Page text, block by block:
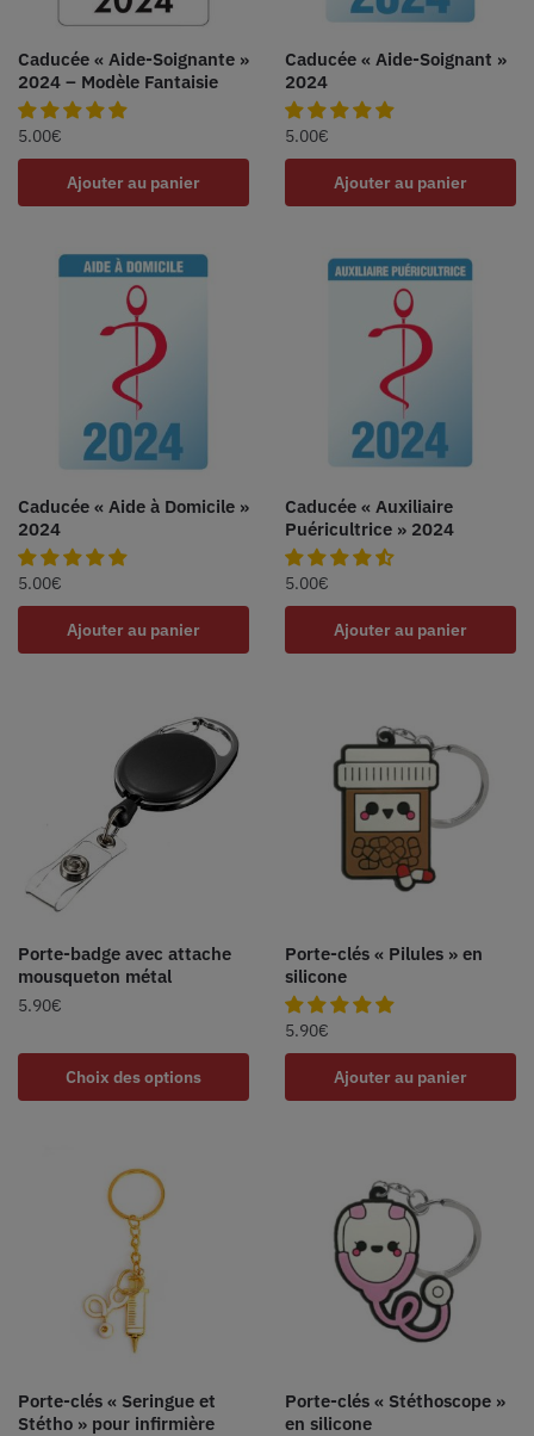
Caducée « Aide-Soignante »
2024 – Modèle Fantaisie
5.00€
Ajouter au panier
Caducée « Aide-Soignant »
2024
5.00€
Ajouter au panier
Caducée « Aide à Domicile »
2024
5.00€
Ajouter au panier
Caducée « Auxiliaire
Puéricultrice » 2024
5.00€
Ajouter au panier
Porte-badge avec attache
mousqueton métal
5.90€
Choix des options
Porte-clés « Pilules » en
silicone
5.90€
Ajouter au panier
Porte-clés « Seringue et
Stétho » pour infirmière
Porte-clés « Stéthoscope »
en silicone